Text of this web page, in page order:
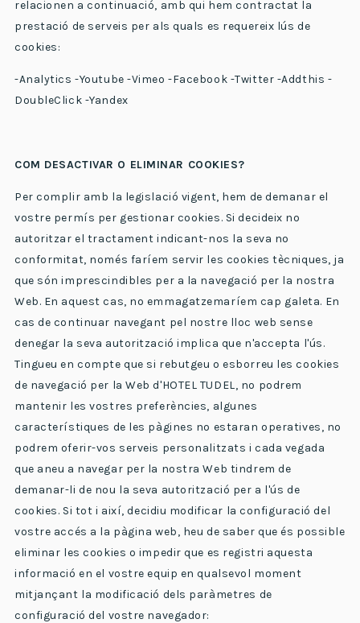
relacionen a continuació, amb qui hem contractat la
prestació de serveis per als quals es requereix lús de
cookies:
-Analytics -Youtube -Vimeo -Facebook -Twitter -Addthis -
DoubleClick -Yandex
COM DESACTIVAR O ELIMINAR COOKIES?
Per complir amb la legislació vigent, hem de demanar el
vostre permís per gestionar cookies. Si decideix no
autoritzar el tractament indicant-nos la seva no
conformitat, només faríem servir les cookies tècniques, ja
que són imprescindibles per a la navegació per la nostra
Web. En aquest cas, no emmagatzemaríem cap galeta. En
cas de continuar navegant pel nostre lloc web sense
denegar la seva autorització implica que n'accepta l'ús.
Tingueu en compte que si rebutgeu o esborreu les cookies
de navegació per la Web d'HOTEL TUDEL, no podrem
mantenir les vostres preferències, algunes
característiques de les pàgines no estaran operatives, no
podrem oferir-vos serveis personalitzats i cada vegada
que aneu a navegar per la nostra Web tindrem de
demanar-li de nou la seva autorització per a l'ús de
cookies. Si tot i així, decidiu modificar la configuració del
vostre accés a la pàgina web, heu de saber que és possible
eliminar les cookies o impedir que es registri aquesta
informació en el vostre equip en qualsevol moment
mitjançant la modificació dels paràmetres de
configuració del vostre navegador: